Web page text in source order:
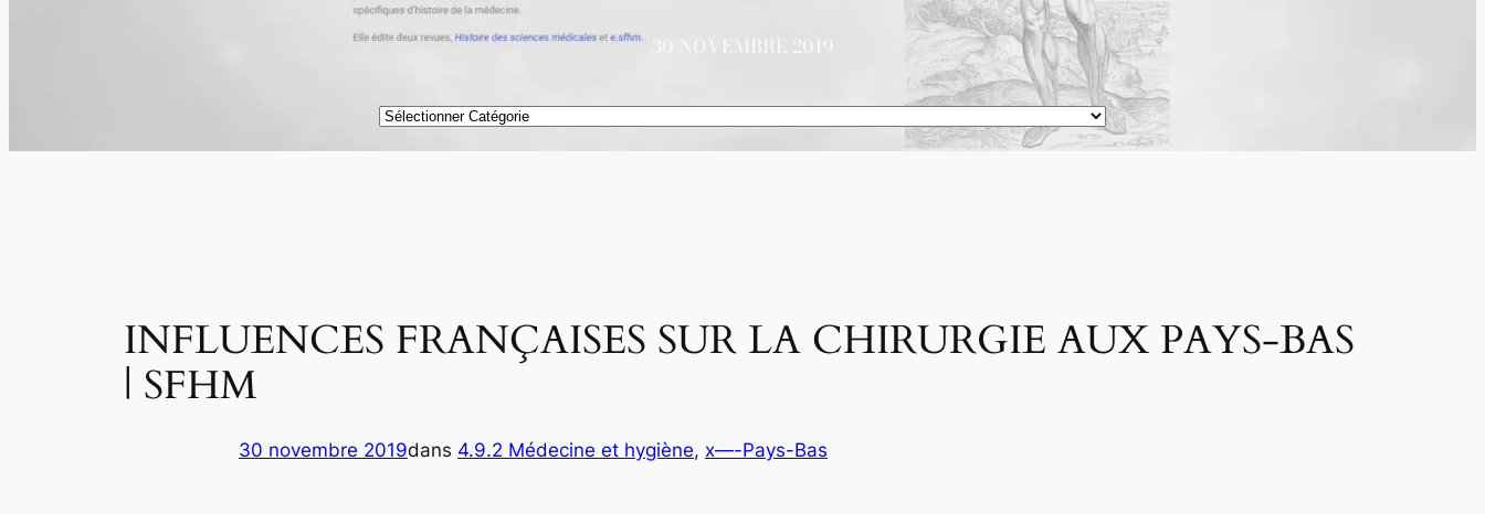
30 NOVEMBRE 2019
Catégories
INFLUENCES FRANÇAISES SUR LA CHIRURGIE AUX PAYS-BAS
| SFHM
30 novembre 2019dans 4.9.2 Médecine et hygiène, x—-Pays-Bas